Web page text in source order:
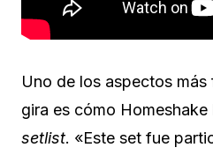
Uno de los aspectos
gira es cómo
setlist. «Este set fue